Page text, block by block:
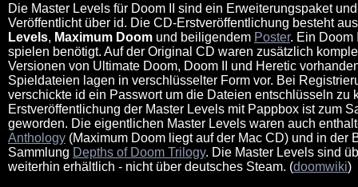
Die Master Levels für Doom II sind ein Erweiterungspaket
Veröffentlicht über id. Die CD-Erstveröffentlichung besteht
Levels, Maximum Doom und beiligendem Poster. Ein Doom
spielen benötigt. Auf der Original CD waren zusätzlich
Versionen von Ultimate Doom, Doom II und Heretic
Spieldateien lagen in verschlüsselter Form vor. Bei
verschickte id ein Passwort um die Dateien entschlüsseln zu
Erstveröffentlichung der Master Levels mit Pappbox ist zum
geworden. Die eigentlichen Master Levels waren auch
Anthology (Maximum Doom liegt auf der Mac CD) und in der
Sammlung Depths of Doom Trilogy. Die Master Levels sind
weiterhin erhältlich - nicht über deutsches Steam. (doomwiki)